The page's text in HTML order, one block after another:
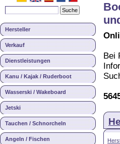
Hersteller
Verkauf
Dienstleistungen
Kanu / Kajak / Ruderboot
Wasserski / Wakeboard
Jetski
Tauchen / Schnorcheln
Angeln / Fischen
Bei